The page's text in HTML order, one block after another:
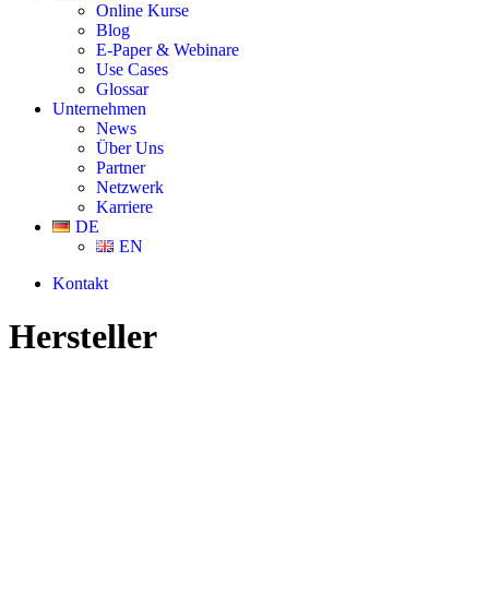
Online Kurse
Blog
E-Paper & Webinare
Use Cases
Glossar
Unternehmen
News
Über Uns
Partner
Netzwerk
Karriere
DE
EN
Kontakt
Hersteller